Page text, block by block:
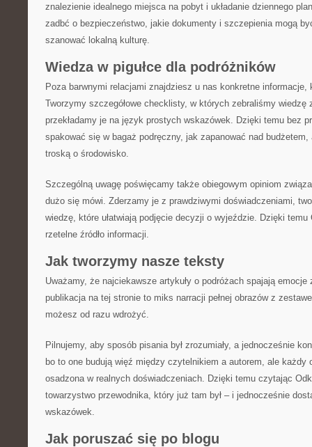
znalezienie idealnego miejsca na pobyt i układanie dziennego
zadbć o bezpieczeństwo, jakie dokumenty i szczepienia mogą
szanować lokalną kulturę.
Wiedza w pigułce dla podróżników
Poza barwnymi relacjami znajdziesz u nas konkretne informacje,
Tworzymy szczegółowe checklisty, w których zebraliśmy wiedzę
przekładamy je na język prostych wskazówek. Dzięki temu bez
spakować się w bagaż podręczny, jak zapanować nad
troską o środowisko.
Szczególną uwagę poświęcamy także obiegowym opiniom
dużo się mówi. Zderzamy je z prawdziwymi doświadczeniami,
wiedzę, które ułatwiają podjęcie decyzji o wyjeździe. Dzięki
rzetelne źródło informacji.
Jak tworzymy nasze teksty
Uważamy, że najciekawsze artykuły o podróżach spajają
publikacja na tej stronie to miks narracji pełnej obrazów z
możesz od razu wdrożyć.
Pilnujemy, aby sposób pisania był zrozumiały, a jednocześnie
bo to one budują więź między czytelnikiem a autorem, ale każdy
osadzona w realnych doświadczeniach. Dzięki temu czytając
towarzystwo przewodnika, który już tam był – i jednocześnie
wskazówek.
Jak poruszać się po blogu